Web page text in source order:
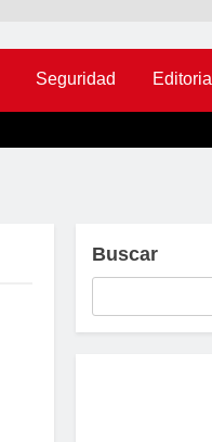
Seguridad Editorial
Buscar